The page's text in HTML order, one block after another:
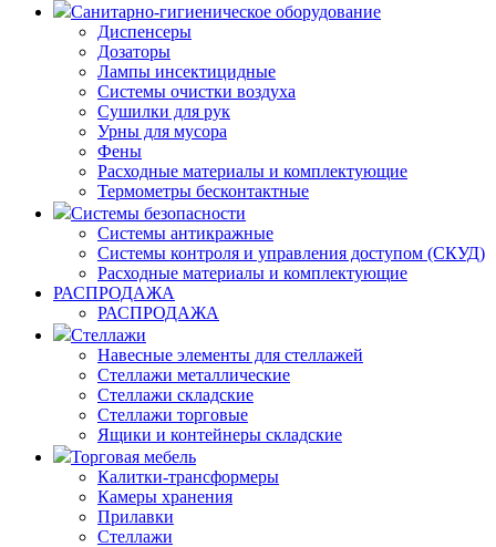
Санитарно-гигиеническое оборудование
Диспенсеры
Дозаторы
Лампы инсектицидные
Системы очистки воздуха
Сушилки для рук
Урны для мусора
Фены
Расходные материалы и комплектующие
Термометры бесконтактные
Системы безопасности
Системы антикражные
Системы контроля и управления доступом (СКУД)
Расходные материалы и комплектующие
РАСПРОДАЖА
РАСПРОДАЖА
Стеллажи
Навесные элементы для стеллажей
Стеллажи металлические
Стеллажи складские
Стеллажи торговые
Ящики и контейнеры складские
Торговая мебель
Калитки-трансформеры
Камеры хранения
Прилавки
Стеллажи